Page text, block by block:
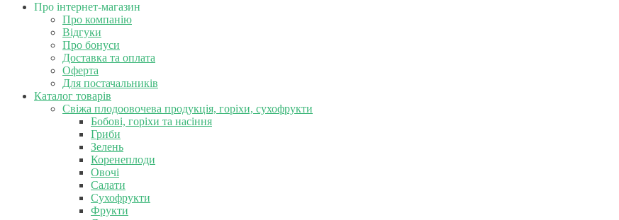
Про інтернет-магазин
Про компанію
Відгуки
Про бонуси
Доставка та оплата
Оферта
Для постачальників
Каталог товарів
Свіжа плодоовочева продукція, горіхи, сухофрукти
Бобові, горіхи та насіння
Гриби
Зелень
Коренеплоди
Овочі
Салати
Сухофрукти
Фрукти